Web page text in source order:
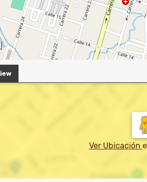
Ver Ubicación